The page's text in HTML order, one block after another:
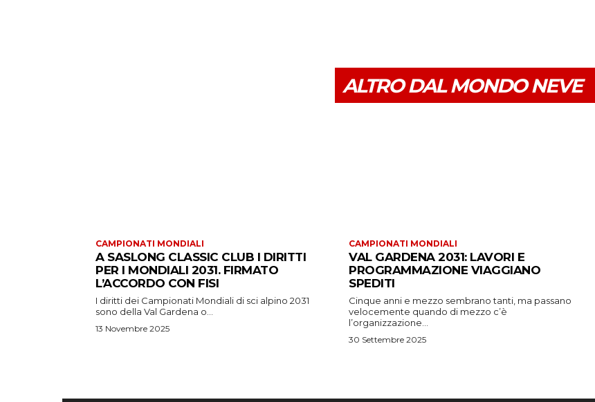
ALTRO DAL MONDO NEVE
CAMPIONATI MONDIALI
A SASLONG CLASSIC CLUB I DIRITTI
PER I MONDIALI 2031. FIRMATO
L’ACCORDO CON FISI
I diritti dei Campionati Mondiali di sci alpino 2031
sono della Val Gardena o...
13 Novembre 2025
CAMPIONATI MONDIALI
VAL GARDENA 2031: LAVORI E
PROGRAMMAZIONE VIAGGIANO
SPEDITI
Cinque anni e mezzo sembrano tanti, ma passano
velocemente quando di mezzo c’è
l’organizzazione...
30 Settembre 2025